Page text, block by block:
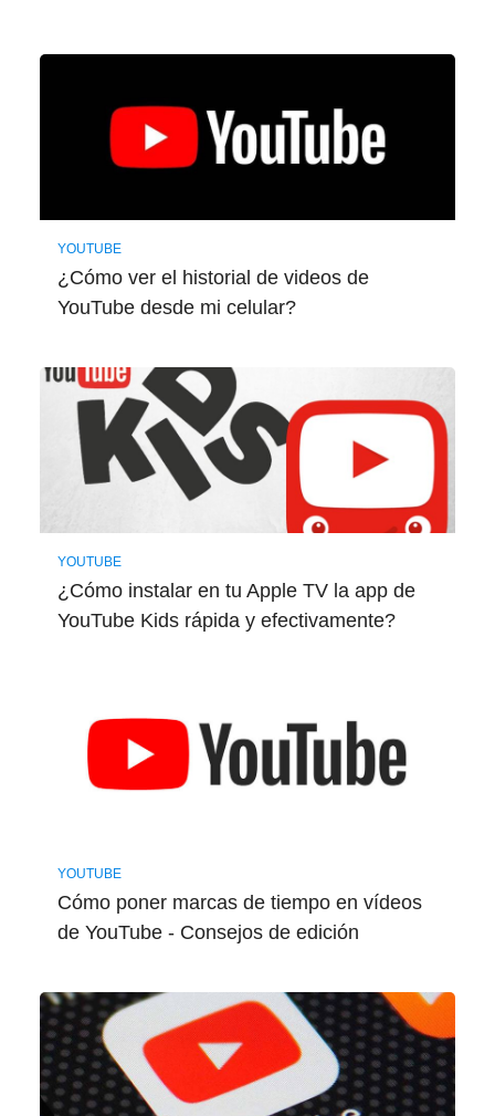
YOUTUBE
¿Cómo ver el historial de videos de
YouTube desde mi celular?
YOUTUBE
¿Cómo instalar en tu Apple TV la app de
YouTube Kids rápida y efectivamente?
YOUTUBE
Cómo poner marcas de tiempo en vídeos
de YouTube - Consejos de edición